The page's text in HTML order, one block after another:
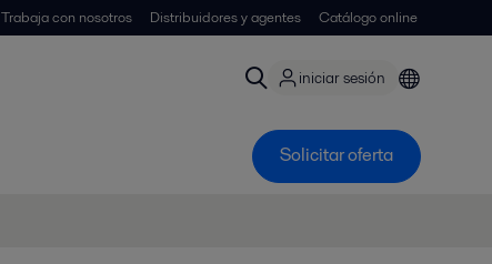
Trabaja con nosotros Distribuidores y agentes Catálogo online
iniciar sesión
Solicitar oferta